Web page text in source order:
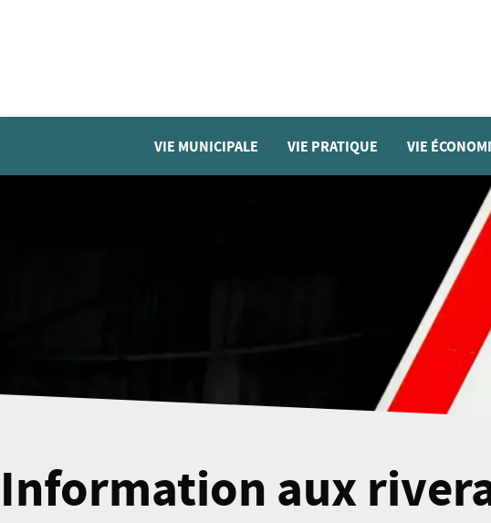
VIE MUNICIPALE VIE PRATIQUE VIE
Information aux